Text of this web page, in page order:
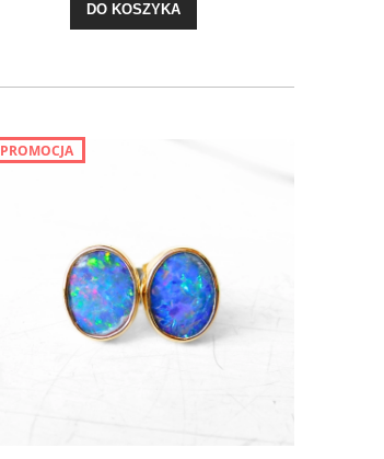
DO KOSZYKA
PROMOCJA